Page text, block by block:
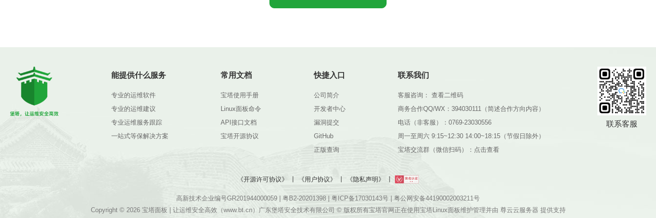
能提供什么服务
专业的运维软件
专业的运维建议
专业运维服务跟踪
一站式等保解决方案
常用文档
宝塔使用手册
Linux面板命令
API接口文档
宝塔开源协议
快捷入口
公司简介
开发者中心
漏洞提交
GitHub
正版查询
联系我们
客服咨询：
查看二维码
商务合作QQ/WX：394030111（简述合作方向内容）
电话（非客服）：0769-23030556
周一至周六 9:15~12:30 14:00~18:15（节假日除外）
宝塔交流群（微信扫码）： 点击查看
联系客服
《开源许可协议》 《用户协议》 《隐私声明》
高新技术企业编号GR201944000059 | 粤B2-20201398 粤ICP备17030143号
粤公网安备44190002003211号
Copyright © 2026 宝塔面板 | 让运维安全高效（www.bt.cn）广东堡塔安全技术有限公司 © 版权所有宝塔官网正在使用宝塔Linux面板维护管理并由 尊云云服务器 提供支持